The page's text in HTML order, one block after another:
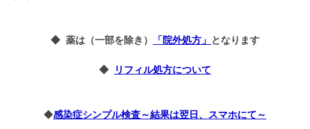
◆ 薬は（一部を除き） 「院外処方」 となります
◆ リフィル処方について
◆感染症シンプル検査～結果は翌日、スマホにて～